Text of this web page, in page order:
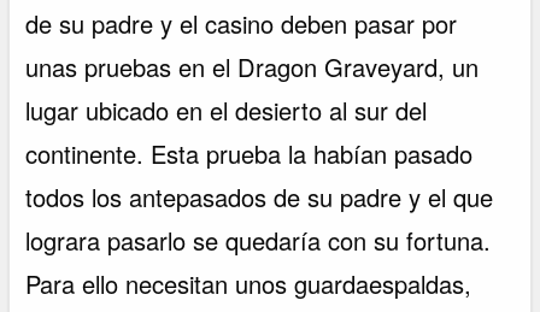
de su padre y el casino deben pasar por
unas pruebas en el Dragon Graveyard, un
lugar ubicado en el desierto al sur del
continente. Esta prueba la habían pasado
todos los antepasados de su padre y el que
lograra pasarlo se quedaría con su fortuna.
Para ello necesitan unos guardaespaldas,